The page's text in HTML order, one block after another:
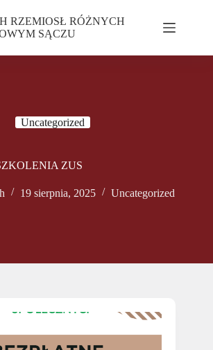
RZEMIOSŁ RÓŻNYCH
SĄCZU
Uncategorized
ZUS
19 sierpnia, 2025 Uncategorized